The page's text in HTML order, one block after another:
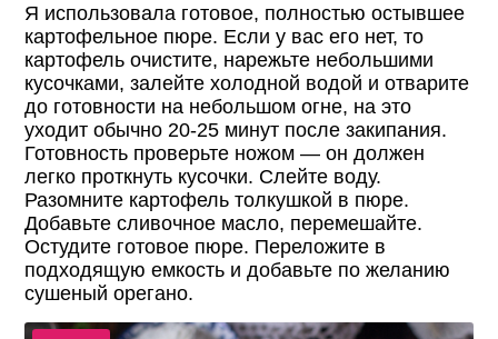
Я использовала готовое, полностью остывшее
картофельное пюре. Если у вас его нет, то
картофель очистите, нарежьте небольшими
кусочками, залейте холодной водой и отварите
до готовности на небольшом огне, на это
уходит обычно 20-25 минут после закипания.
Готовность проверьте ножом — он должен
легко проткнуть кусочки. Слейте воду.
Разомните картофель толкушкой в пюре.
Добавьте сливочное масло, перемешайте.
Остудите готовое пюре. Переложите в
подходящую емкость и добавьте по желанию
сушеный орегано.